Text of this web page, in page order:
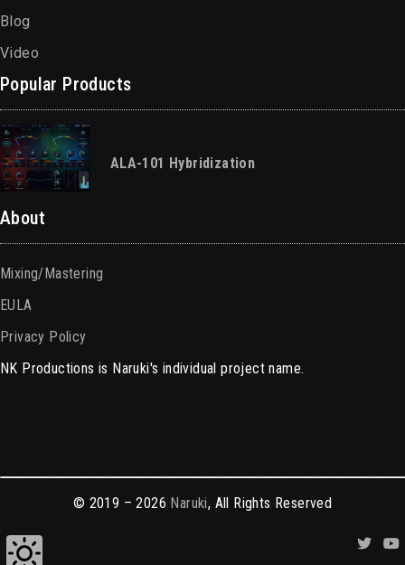
Blog
Video
Popular Products
ALA-101 Hybridization
About
Mixing/Mastering
EULA
Privacy Policy
NK Productions is Naruki's individual project name.
© 2019 – 2026 Naruki, All Rights Reserved